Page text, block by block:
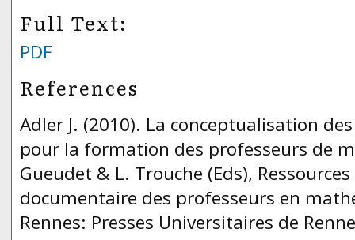
Full Text:
PDF
References
Adler J. (2010). La conceptualisation
pour la formation des professeurs de
Gueudet & L. Trouche (Eds),
documentaire des professeurs en
Rennes: Presses Universitaires de